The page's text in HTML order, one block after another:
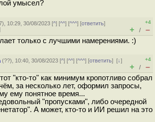
умысел?
), 10:29, 30/08/2023 [^] [^^] [^^^] [ответить]
+4
+ / –
только с лучшими намерениями. :)
(??), 10:40, 30/08/2023 [^] [^^] [^^^] [ответить][↓]
+4
+ / –
"кто-то" как минимум кропотливо собрал
за несколько лет, оформил запросы,
ему понятное время...
"пропусками", либо очередной
А может, кто-то и ИИ решил на это